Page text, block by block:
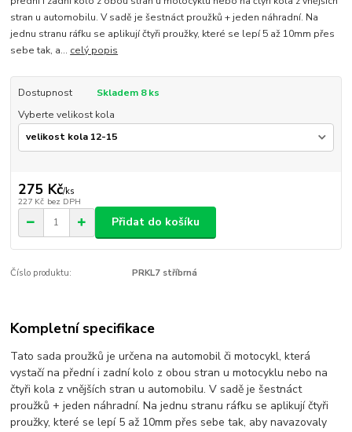
stran u automobilu. V sadě je šestnáct proužků + jeden náhradní. Na
jednu stranu ráfku se aplikují čtyři proužky, které se lepí 5 až 10mm přes
sebe tak, a... celý popis
Dostupnost
Skladem 8 ks
Vyberte velikost kola
275 Kč/ks
227 Kč bez DPH
Přidat do košíku
Číslo produktu: PRKL7 stříbrná
Kompletní specifikace
Tato sada proužků je určena na automobil či motocykl, která
vystačí na přední i zadní kolo z obou stran u motocyklu nebo na
čtyři kola z vnějších stran u automobilu. V sadě je šestnáct
proužků + jeden náhradní. Na jednu stranu ráfku se aplikují čtyři
proužky, které se lepí 5 až 10mm přes sebe tak, aby navazovaly